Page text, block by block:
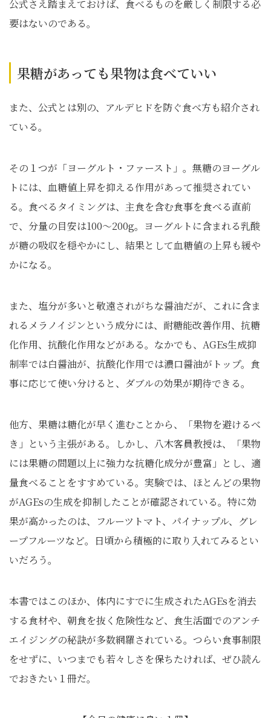
公式さえ踏まえておけば、食べるものを厳しく制限する必
要はないのである。
果糖があっても果物は食べていい
また、公式とは別の、アルデヒドを防ぐ食べ方も紹介され
ている。
その１つが「ヨーグルト・ファースト」。無糖のヨーグル
トには、血糖値上昇を抑える作用があって推奨されてい
る。食べるタイミングは、主食を含む食事を食べる直前
で、分量の目安は100～200g。ヨーグルトに含まれる乳酸
が糖の吸収を穏やかにし、結果として血糖値の上昇も緩や
かになる。
また、塩分が多いと敬遠されがちな醤油だが、これに含ま
れるメラノイジンという成分には、耐糖能改善作用、抗糖
化作用、抗酸化作用などがある。なかでも、AGEs生成抑
制率では白醤油が、抗酸化作用では濃口醤油がトップ。食
事に応じて使い分けると、ダブルの効果が期待できる。
他方、果糖は糖化が早く進むことから、「果物を避けるべ
き」という主張がある。しかし、八木客員教授は、「果物
には果糖の問題以上に強力な抗糖化成分が豊富」とし、適
量食べることをすすめている。実験では、ほとんどの果物
がAGEsの生成を抑制したことが確認されている。特に効
果が高かったのは、フルーツトマト、パイナップル、グレ
ープフルーツなど。日頃から積極的に取り入れてみるとい
いだろう。
本書ではこのほか、体内にすでに生成されたAGEsを消去
する食材や、朝食を抜く危険性など、食生活面でのアンチ
エイジングの秘訣が多数網羅されている。つらい食事制限
をせずに、いつまでも若々しさを保ちたければ、ぜひ読ん
でおきたい１冊だ。